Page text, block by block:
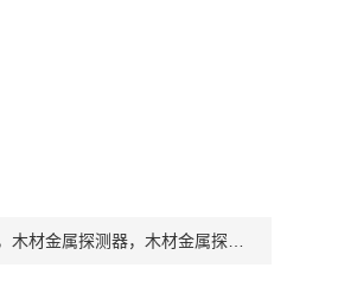
材金属探测器，木材金属探钉器